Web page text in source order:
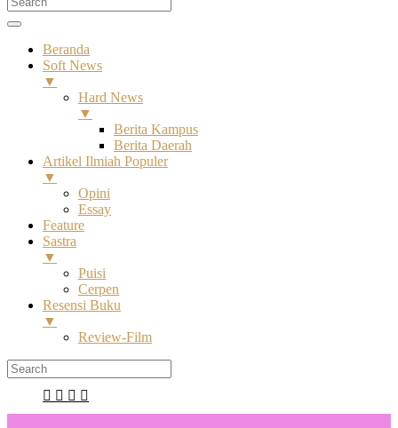
Beranda
Soft News
▼
Hard News
▼
Berita Kampus
Berita Daerah
Artikel Ilmiah Populer
▼
Opini
Essay
Feature
Sastra
▼
Puisi
Cerpen
Resensi Buku
▼
Review-Film